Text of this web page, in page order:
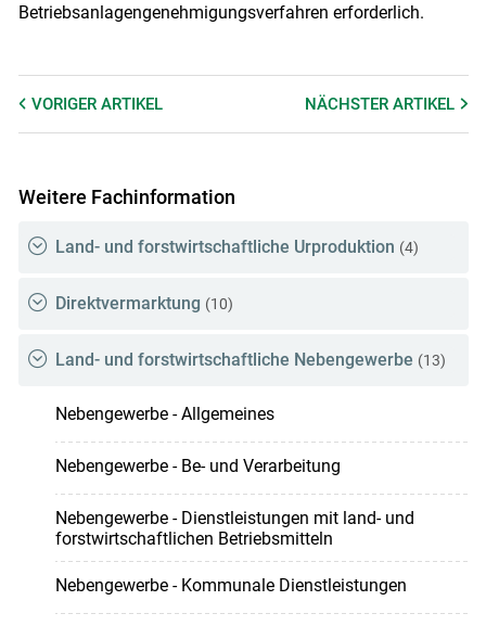
Betriebsanlagengenehmigungsverfahren erforderlich.
VORIGER ARTIKEL NÄCHSTERARTIKEL
Weitere Fachinformation
Land- und forstwirtschaftliche Urproduktion (4)
Direktvermarktung (10)
Land- und forstwirtschaftliche Nebengewerbe (13)
Nebengewerbe - Allgemeines
Nebengewerbe - Be- und Verarbeitung
Nebengewerbe - Dienstleistungen mit land- und
forstwirtschaftlichen Betriebsmitteln
Nebengewerbe - Kommunale Dienstleistungen